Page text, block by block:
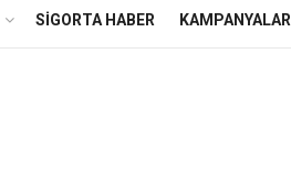
SIGORTA HABER KAMPANYALAR